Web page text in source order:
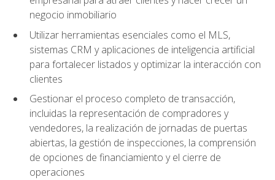
negocio inmobiliario
Utilizar herramientas esenciales como el MLS,
sistemas CRM y aplicaciones de inteligencia artificial
para fortalecer listados y optimizar la interacción con
clientes
Gestionar el proceso completo de transacción,
incluidas la representación de compradores y
vendedores, la realización de jornadas de puertas
abiertas, la gestión de inspecciones, la comprensión
de opciones de financiamiento y el cierre de
operaciones